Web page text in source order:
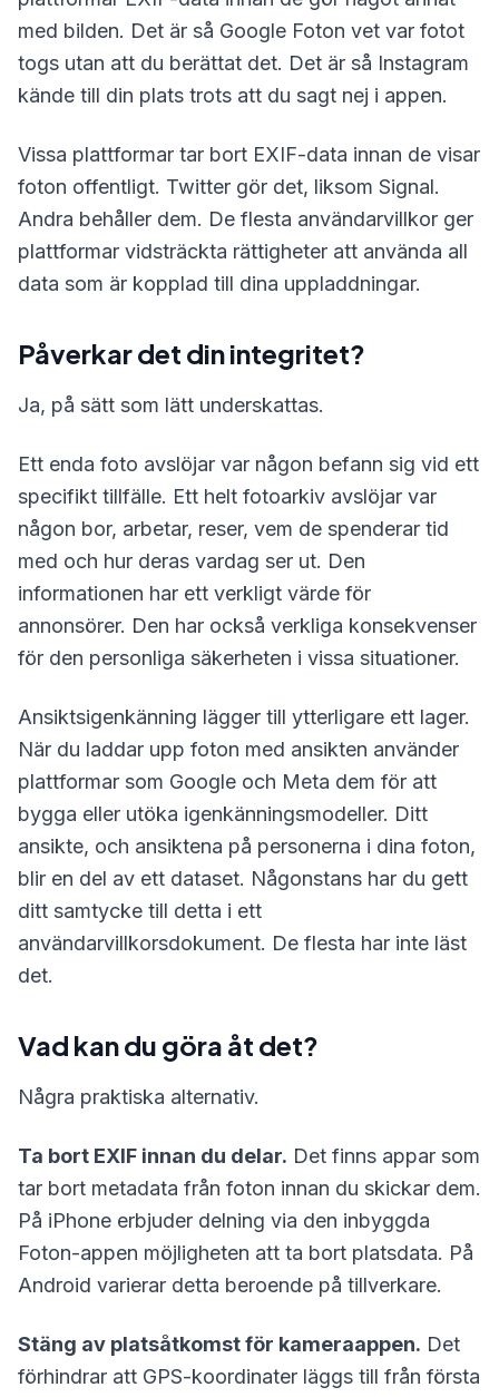
med bilden. Det är så Google Foton vet var fotot
togs utan att du berättat det. Det är så Instagram
kände till din plats trots att du sagt nej i appen.
Vissa plattformar tar bort EXIF-data innan de visar
foton offentligt. Twitter gör det, liksom Signal.
Andra behåller dem. De flesta användarvillkor ger
plattformar vidsträckta rättigheter att använda all
data som är kopplad till dina uppladdningar.
Påverkar det din integritet?
Ja, på sätt som lätt underskattas.
Ett enda foto avslöjar var någon befann sig vid ett
specifikt tillfälle. Ett helt fotoarkiv avslöjar var
någon bor, arbetar, reser, vem de spenderar tid
med och hur deras vardag ser ut. Den
informationen har ett verkligt värde för
annonsörer. Den har också verkliga konsekvenser
för den personliga säkerheten i vissa situationer.
Ansiktsigenkänning lägger till ytterligare ett lager.
När du laddar upp foton med ansikten använder
plattformar som Google och Meta dem för att
bygga eller utöka igenkänningsmodeller. Ditt
ansikte, och ansiktena på personerna i dina foton,
blir en del av ett dataset. Någonstans har du gett
ditt samtycke till detta i ett
användarvillkorsdokument. De flesta har inte läst
det.
Vad kan du göra åt det?
Några praktiska alternativ.
Ta bort EXIF innan du delar. Det finns appar som
tar bort metadata från foton innan du skickar dem.
På iPhone erbjuder delning via den inbyggda
Foton-appen möjligheten att ta bort platsdata. På
Android varierar detta beroende på tillverkare.
Stäng av platsåtkomst för kameraappen. Det
förhindrar att GPS-koordinater läggs till från första